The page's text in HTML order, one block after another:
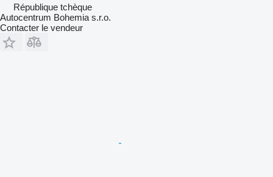
République tchèque
Autocentrum Bohemia s.r.o.
Contacter le vendeur